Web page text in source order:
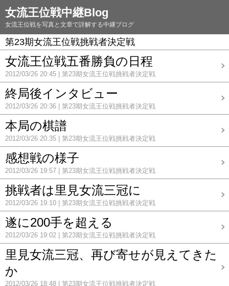
女流王位戦中継Blog
女流王位戦を写真と文章で詳解する中継ブログ
第23期女流王位戦挑戦者決定戦
女流王位戦五番勝負の日程
2012/03/26 20:45 第23期女流王位戦挑戦者決定戦
終局後インタビュー
2012/03/26 20:36 第23期女流王位戦挑戦者決定戦
本局の棋譜
2012/03/26 20:35 第23期女流王位戦挑戦者決定戦
感想戦の様子
2012/03/26 19:57 第23期女流王位戦挑戦者決定戦
挑戦者は里見女流三冠に
2012/03/26 19:10 第23期女流王位戦挑戦者決定戦
遂に200手を超える
2012/03/26 19:02 第23期女流王位戦挑戦者決定戦
里見女流三冠、再び寄せが見えてきた
か
2012/03/26 18:48 第23期女流王位戦挑戦者決定戦